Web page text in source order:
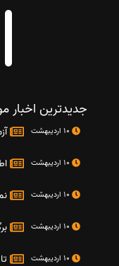
جدیدترین اخبار
برگزاری